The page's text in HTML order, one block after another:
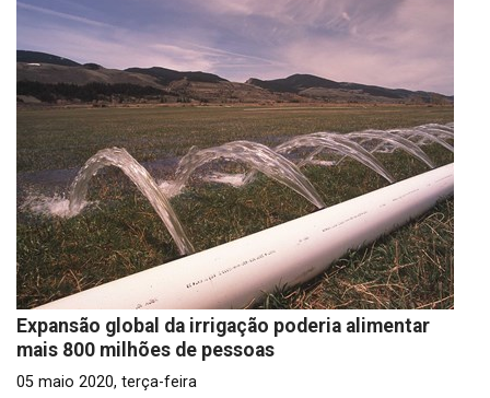
Expansão global da irrigação poderia alimentar
mais 800 milhões de pessoas
05 maio 2020, terça-feira